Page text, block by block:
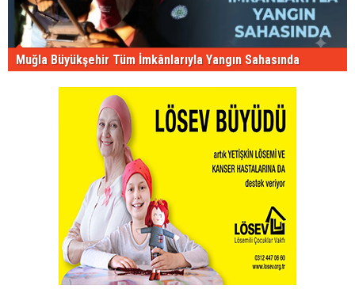
Muğla Büyükşehir Tüm İmkânlarıyla Yangın Sahasında